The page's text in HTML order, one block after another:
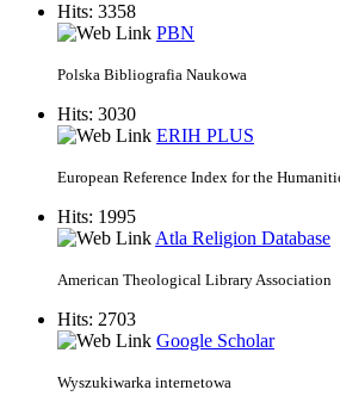
Hits: 3358
PBN
Polska Bibliografia Naukowa
Hits: 3030
ERIH PLUS
European Reference Index for the
Hits: 1995
Atla Religion Database
American Theological Library Association
Hits: 2703
Google Scholar
Wyszukiwarka internetowa